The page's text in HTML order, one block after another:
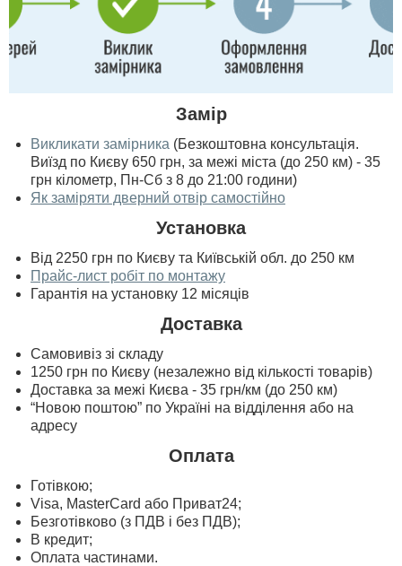
Замір
Викликати замірника (Безкоштовна консультація.
Виїзд по Києву 650 грн, за межі міста (до 250 км) - 35
грн кілометр, Пн-Сб з 8 до 21:00 години)
Як заміряти дверний отвір самостійно
Установка
Від 2250 грн по Києву та Київській обл. до 250 км
Прайс-лист робіт по монтажу
Гарантія на установку 12 місяців
Доставка
Самовивіз зі складу
1250 грн по Києву (незалежно від кількості товарів)
Доставка за межі Києва - 35 грн/км (до 250 км)
“Новою поштою” по Україні на відділення або на
адресу
Оплата
Готівкою;
Visa, MasterСard або Приват24;
Безготівково (з ПДВ і без ПДВ);
В кредит;
Оплата частинами.